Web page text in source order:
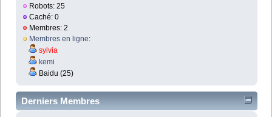
Robots: 25
Caché: 0
Membres: 2
Membres en ligne:
sylvia
kemi
Baidu (25)
Derniers Membres